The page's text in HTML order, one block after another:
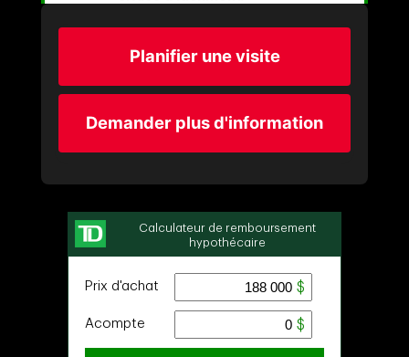
Planifier une visite
Demander plus d'information